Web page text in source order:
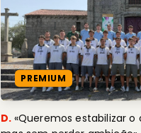
PREMIUM
D. «Queremos estabilizar